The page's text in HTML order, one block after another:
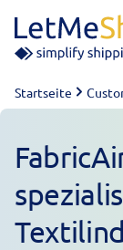
Startseite